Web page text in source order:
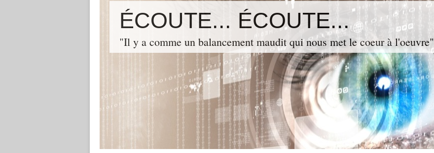
ÉCOUTE... ÉCOUTE...
"Il y a comme un balancement maudit qui nous met le coeur à l'oeuvre"